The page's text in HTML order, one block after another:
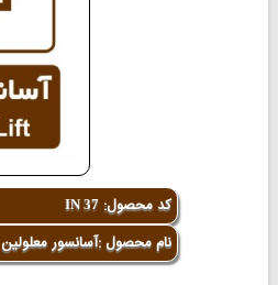
کد محصول: IN 37
نام محصول :آسانسور معلولین